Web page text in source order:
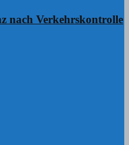
nach Verkehrskontrolle